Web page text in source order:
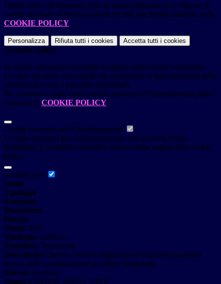
Questo sito o gli strumenti terzi da questo utilizzati si avvalgono di
cookie necessari al funzionamento ed utili alle finalità illustrate nella
COOKIE POLICY.
Personalizza Rifiuta tutti i cookies Accetta tutti i cookies
Gestione cookie
In questa schermata è possibile scegliere quali cookie consentire.
I cookie necessari sono quelli che consentono il funzionamento della
piattaforma e non è possibile disabilitarli.
Per conoscere quali sono i cookie necessari al funzionamento potete
visionare la COOKIE POLICY.
Cookie necessari per il funzionamento
I cookie necessari per il funzionamento non possono essere
disabilitati. È possibile consultare l'elenco nella pagina della cookie
policy.
youtube.com
Nome
Tipologia
Proprieta
Descrizione
Durata
Nome: YSC
Tipologia: analitico
Proprieta: Terza-parte
Descrizione: Questo cookie è impostato da YouTube per tenere
traccia delle visualizzazioni dei video incorporati.
Durata: Sessione
Nome: VISITOR_INFO1_LIVE